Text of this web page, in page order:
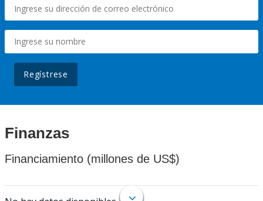
Regístrese
Finanzas
Financiamiento (millones de US$)